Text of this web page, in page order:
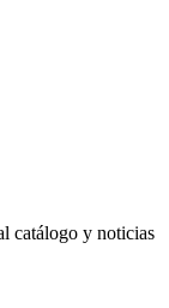
catálogo y noticias